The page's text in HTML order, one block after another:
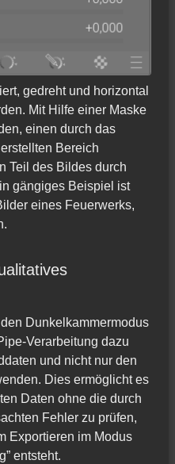
gedreht und horizontal
Mit Hilfe einer Maske
einen durch das
erstellten Bereich
Teil des Bildes durch
gängiges Beispiel ist
eines Feuerwerks,
Dunkelkammermodus
Verarbeitung dazu
und nicht nur den
Dies ermöglicht es
Daten ohne die durch
Fehler zu prüfen,
Exportieren im Modus
entsteht.